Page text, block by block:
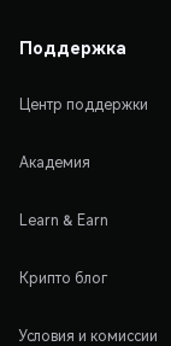
Поддержка
Центр поддержки
Академия
Learn & Earn
Крипто блог
Условия и комиссии